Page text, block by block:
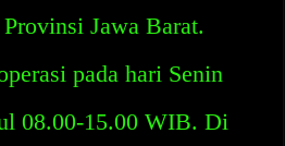
Jawa Barat.
pada hari Senin
08.00-15.00 WIB. Di